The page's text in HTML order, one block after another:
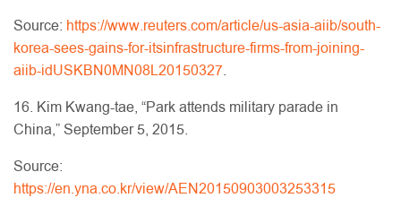
Source: https://www.reuters.com/article/us-asia-aiib/south-
korea-sees-gains-for-itsinfrastructure-firms-from-joining-
aiib-idUSKBN0MN08L20150327.
16. Kim Kwang-tae, “Park attends military parade in
China,” September 5, 2015.
Source:
https://en.yna.co.kr/view/AEN20150903003253315